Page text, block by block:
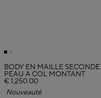
BODY EN MAILLE SECONDE
PEAU A COL MONTANT
€ 1,250.00
Nouveauté